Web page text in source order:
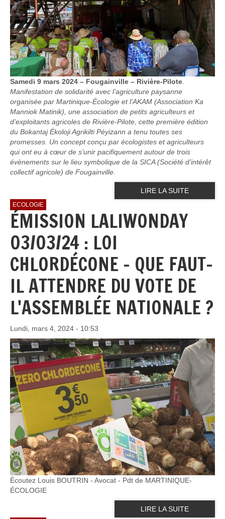
Samedi 9 mars 2024 – Fougainville – Rivière-Pilote.
Manifestation de solidarité avec l’agriculture paysanne
organisée par Martinique-Écologie et l’AKAM (Association Ka
Manniok Matinik), une association de petits agriculteurs et
d’exploitants agricoles de Rivière-Pilote, cette première édition
du Bokantaj Ékoloji Agrikilti Péyizann a tenu toutes ses
promesses. Un concept conçu par écologistes et agriculteurs
qui ont eu à cœur de s’unir pacifiquement autour de trois
évènements sur le lieu symbolique de la SICA (Société d’intérêt
collectif agricole) de Fougainville.
LIRE LA SUITE
ECOLOGIE
ÉMISSION LALIWONDAY
03/03/24 : LOI
CHLORDÉCONE - QUE FAUT-
IL ATTENDRE DU VOTE DE
L'ASSEMBLÉE NATIONALE ?
Lundi, mars 4, 2024 - 10:53
Écoutez Louis BOUTRIN - Avocat - Pdt de MARTINIQUE-
ÉCOLOGIE
LIRE LA SUITE